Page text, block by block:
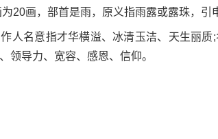
20画，部首是雨，原义指雨露或露珠，引
人名意指才华横溢、冰清玉洁、天生丽质
领导力、宽容、感恩、信仰。